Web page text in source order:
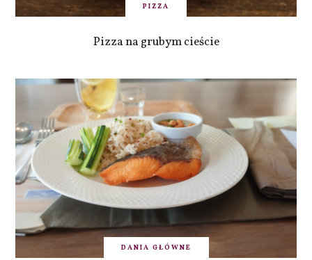
PIZZA
Pizza na grubym cieście
DANIA GŁÓWNE